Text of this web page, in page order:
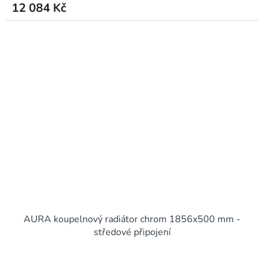
12 084 Kč
AURA koupelnový radiátor chrom 1856x500 mm -
středové připojení